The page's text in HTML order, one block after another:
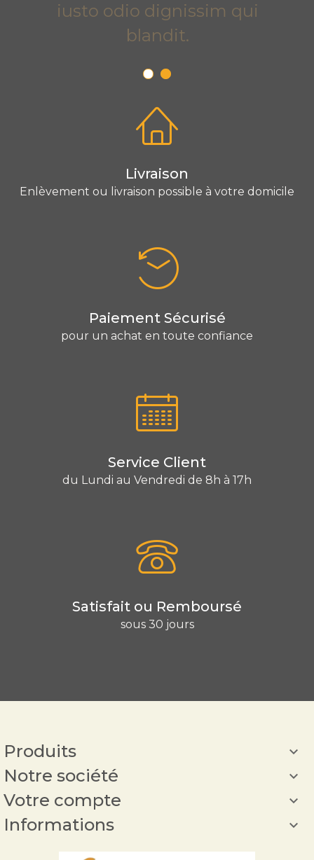
iusto odio dignissim qui
blandit.
Livraison
Enlèvement ou livraison possible à votre domicile
Paiement Sécurisé
pour un achat en toute confiance
Service Client
du Lundi au Vendredi de 8h à 17h
Satisfait ou Remboursé
sous 30 jours
Produits 
Notre société 
Votre compte 
Informations 